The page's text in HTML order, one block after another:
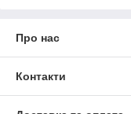
Про нас
Контакти